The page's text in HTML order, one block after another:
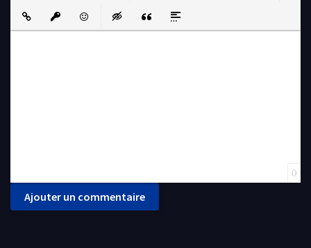
Strikethrough
Insert LinkInsert protected link
EmoticonsInsert hidden text
Insert QuoteInsert spoiler
0
Ajouter un commentaire